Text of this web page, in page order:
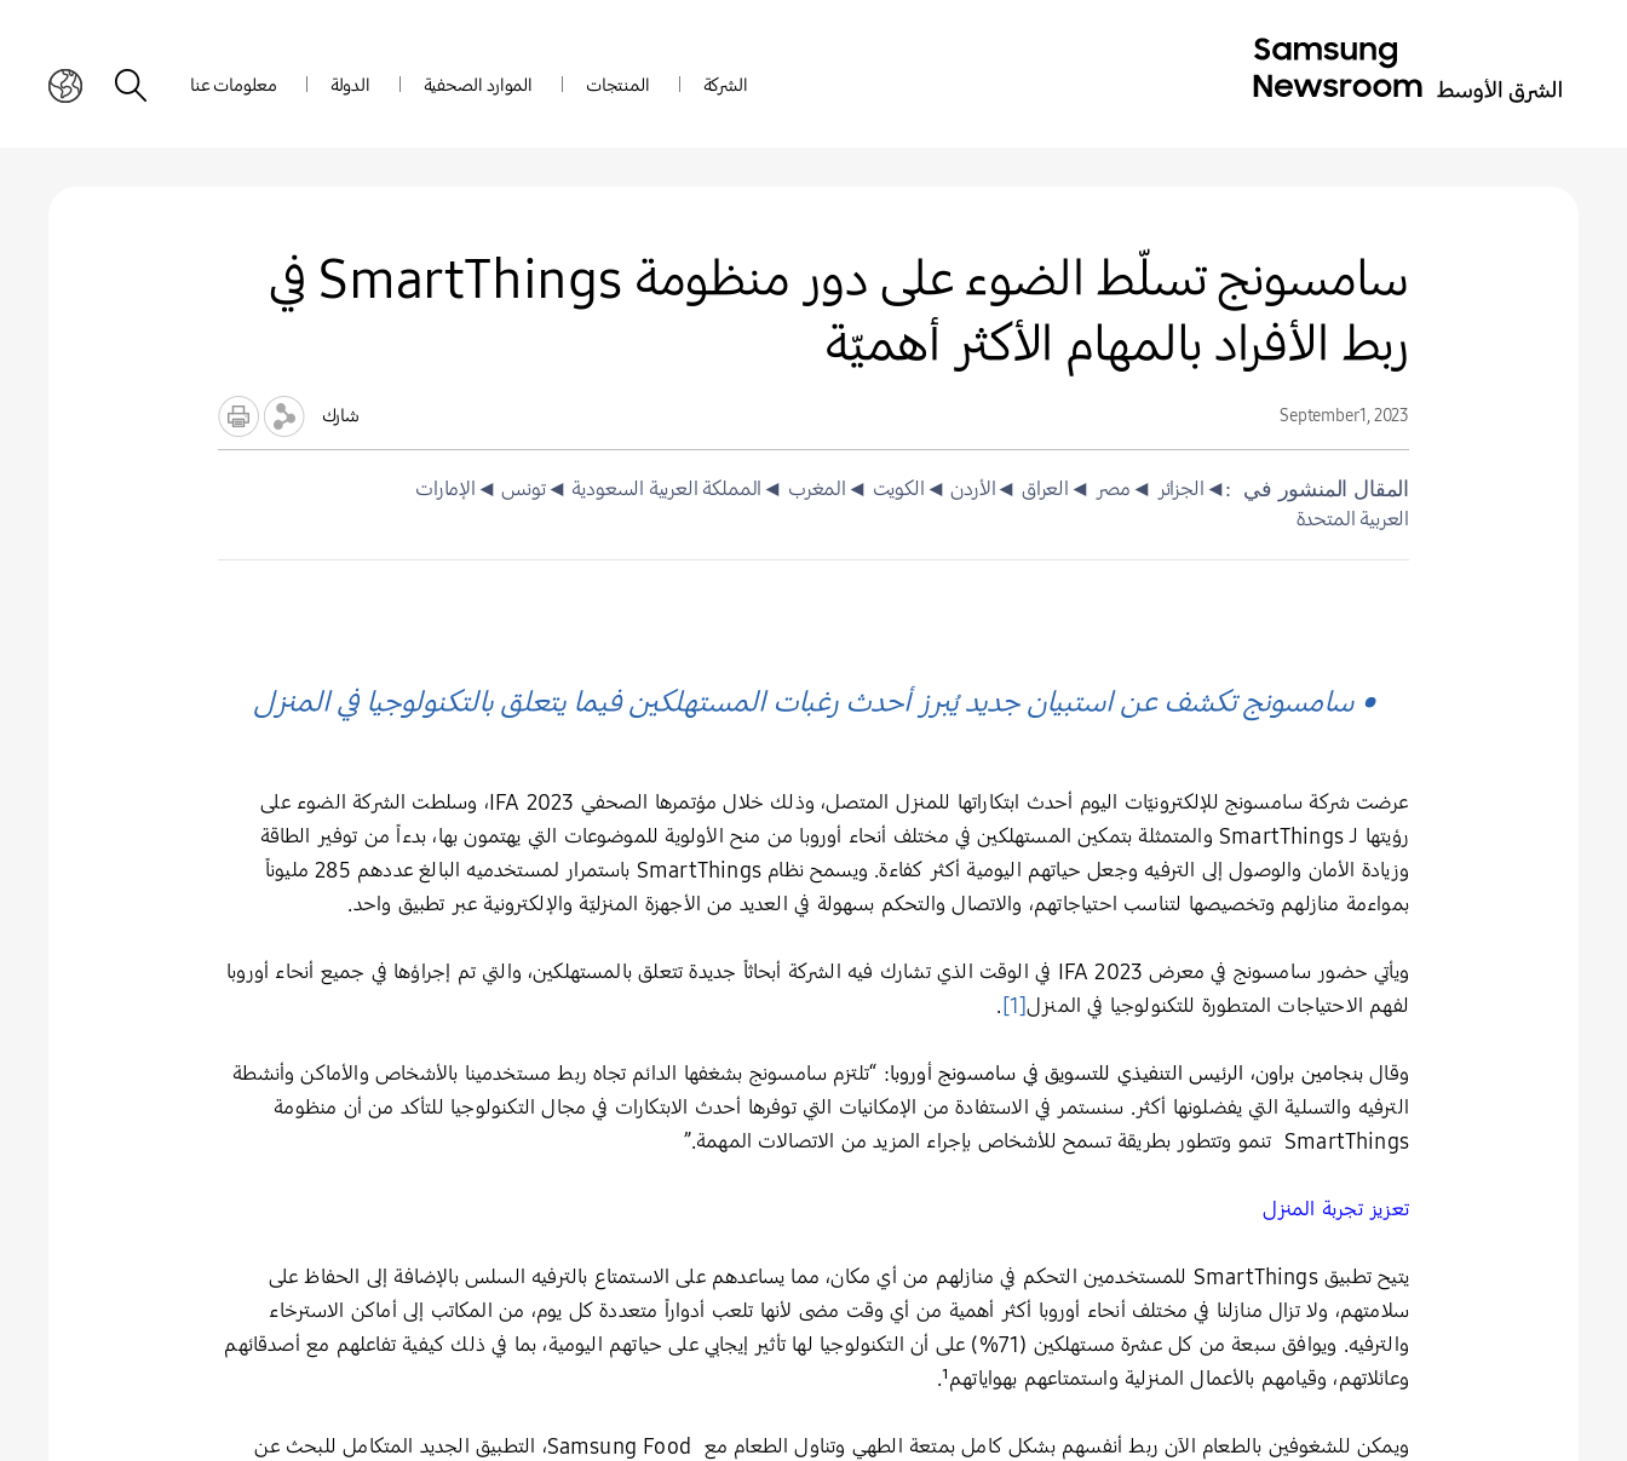
الشركة المنتجات الموارد الصحفية الدولة معلومات عنا
سامسونج تسلّط الضوء على دور منظومة SmartThings في
ربط الأفراد بالمهام الأكثر أهميّة
September 1, 2023 شارك
المقال المنشور في ◄الجزائر ◄مصر ◄العراق ◄الأردن ◄الكويت ◄المغرب ◄المملكة العربية السعودية ◄تونس ◄الإمارات
العربية المتحدة
• سامسونج تكشف عن استبيان جديد يُبرز أحدث رغبات المستهلكين فيما يتعلق بالتكنولوجيا في المنزل
عرضت شركة سامسونج للإلكترونيّات اليوم أحدث ابتكاراتها للمنزل المتصل، وذلك خلال مؤتمرها الصحفي IFA 2023، وسلطت الشركة الضوء على
رؤيتها لـ SmartThings والمتمثلة بتمكين المستهلكين في مختلف أنحاء أوروبا من منح الأولوية للموضوعات التي يهتمون بها، بدءاً من توفير الطاقة
وزيادة الأمان والوصول إلى الترفيه وجعل حياتهم اليومية أكثر كفاءة. ويسمح نظام SmartThings باستمرار لمستخدميه البالغ عددهم 285 مليوناً
بمواءمة منازلهم وتخصيصها لتناسب احتياجاتهم، والاتصال والتحكم بسهولة في العديد من الأجهزة المنزليّة والإلكترونية عبر تطبيق واحد.
ويأتي حضور سامسونج في معرض IFA 2023 في الوقت الذي تشارك فيه الشركة أبحاثاً جديدة تتعلق بالمستهلكين، والتي تم إجراؤها في جميع أنحاء أوروبا
لفهم الاحتياجات المتطورة للتكنولوجيا في المنزل[1]
.
وقال بنجامين براون، الرئيس التنفيذي للتسويق في سامسونج أوروبا: “تلتزم سامسونج بشغفها الدائم تجاه ربط مستخدمينا بالأشخاص والأماكن وأنشطة
الترفيه والتسلية التي يفضلونها أكثر. سنستمر في الاستفادة من الإمكانيات التي توفرها أحدث الابتكارات في مجال التكنولوجيا للتأكد من أن منظومة
SmartThings تنمو وتتطور بطريقة تسمح للأشخاص بإجراء المزيد من الاتصالات المهمة.”
تعزيز تجربة المنزل
يتيح تطبيق SmartThings للمستخدمين التحكم في منازلهم من أي مكان، مما يساعدهم على الاستمتاع بالترفيه السلس بالإضافة إلى الحفاظ على
سلامتهم، ولا تزال منازلنا في مختلف أنحاء أوروبا أكثر أهمية من أي وقت مضى لأنها تلعب أدواراً متعددة كل يوم، من المكاتب إلى أماكن الاسترخاء
والترفيه. ويوافق سبعة من كل عشرة مستهلكين (71%) على أن التكنولوجيا لها تأثير إيجابي على حياتهم اليومية، بما في ذلك كيفية تفاعلهم مع أصدقائهم
وعائلاتهم، وقيامهم بالأعمال المنزلية واستمتاعهم بهواياتهم¹.
ويمكن للشغوفين بالطعام الآن ربط أنفسهم بشكل كامل بمتعة الطهي وتناول الطعام مع Samsung Food، التطبيق الجديد المتكامل للبحث عن